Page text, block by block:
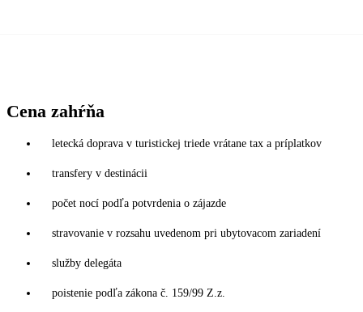
Cena zahŕňa
letecká doprava v turistickej triede vrátane tax a príplatkov
transfery v destinácii
počet nocí podľa potvrdenia o zájazde
stravovanie v rozsahu uvedenom pri ubytovacom zariadení
služby delegáta
poistenie podľa zákona č. 159/99 Z.z.